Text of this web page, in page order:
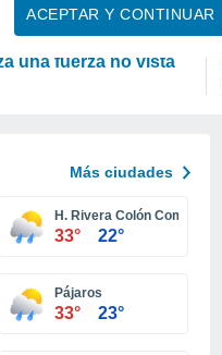
ACEPTAR Y CONTINUAR
Mundial
una fuerza no vista
Más ciudades
H. Rivera Colón Comunidad
33° 22°
Pájaros
33° 23°